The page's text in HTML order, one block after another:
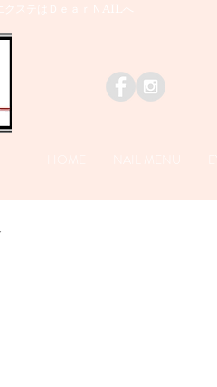
クステはＤｅａｒＮAILへ